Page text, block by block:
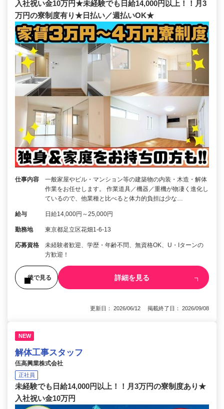
入社祝い金10万円★未経験でも日給14,000円以上！！月3
万円の寮制度有り★日払い／週払いOK★
仕事内容
一般家屋やビル・マンション等の建築物の内装・木造・解体
作業をお任せします。 作業道具／機器／重機が物凄く進化し
ているので、他業種と比べると体力的負担は少な…
給与 日給14,000円～25,000円
勤務地 東京都足立区花畑1-6-13
応募資格
未経験者歓迎、学歴・年齢不問、無資格OK、U・Iターンの
方歓迎！
後で見る 詳細を見る
更新日： 2026/06/12 掲載終了日： 2026/09/08
NEW
解体工事スタッフ
伍高興業株式会社
正社員
未経験でも日給14,000円以上！！月3万円の寮制度あり★
入社祝い金10万円